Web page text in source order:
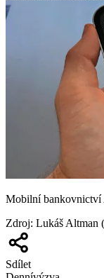
Mobilní
Zdroj: Lukáš Altman
Sdílet